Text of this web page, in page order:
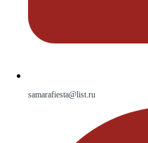
samarafiesta@list.ru